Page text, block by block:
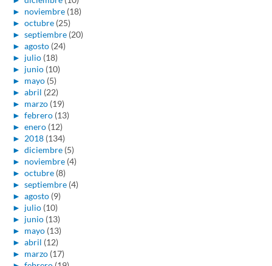
► noviembre (18)
► octubre (25)
► septiembre (20)
► agosto (24)
► julio (18)
► junio (10)
► mayo (5)
► abril (22)
► marzo (19)
► febrero (13)
► enero (12)
► 2018 (134)
► diciembre (5)
► noviembre (4)
► octubre (8)
► septiembre (4)
► agosto (9)
► julio (10)
► junio (13)
► mayo (13)
► abril (12)
► marzo (17)